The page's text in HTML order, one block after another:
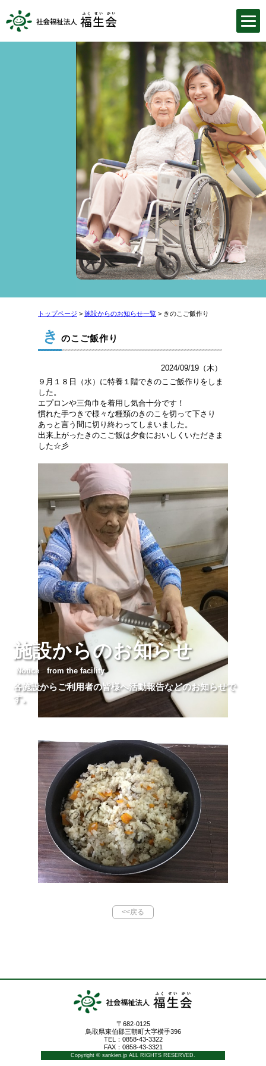
施設からのお知らせ
Notice from the facility
各施設からご利用者の皆様へ活動報告などのお知らせで
す。
トップページ > 施設からのお知らせ一覧 > きのこご飯作り
き のこご飯作り
2024/09/19（木）
９月１８日（水）に特養１階できのこご飯作りをしま
した。
エプロンや三角巾を着用し気合十分です！
慣れた手つきで様々な種類のきのこを切って下さり
あっと言う間に切り終わってしまいました。
出来上がったきのこご飯は夕食においしくいただきま
した☆彡
<<戻る
〒682-0125
鳥取県東伯郡三朝町大字横手396
TEL：0858-43-3322
FAX：0858-43-3321
Copyright © sankien.jp ALL RIGHTS RESERVED.